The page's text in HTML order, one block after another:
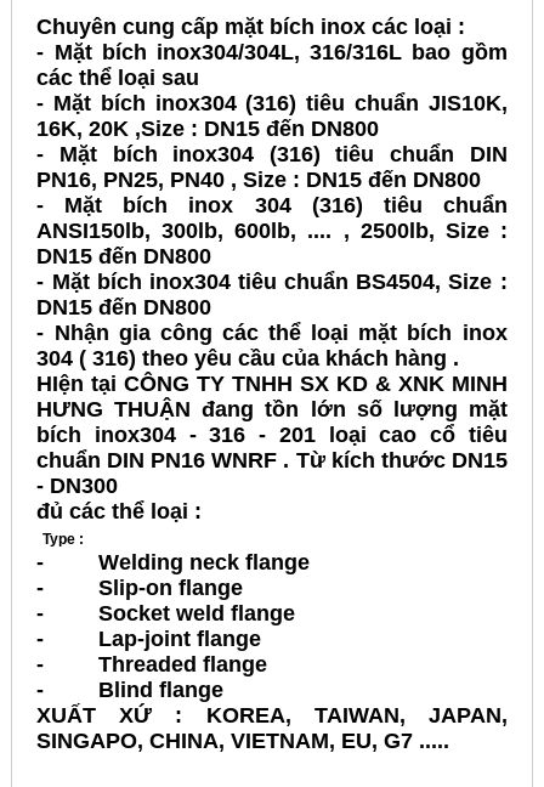
Chuyên cung cấp mặt bích inox các loại :
- Mặt bích inox304/304L, 316/316L bao gồm
các thể loại sau
- Mặt bích inox304 (316) tiêu chuẩn JIS10K,
16K, 20K ,Size : DN15 đến DN800
- Mặt bích inox304 (316) tiêu chuẩn DIN
PN16, PN25, PN40 ,Size : DN15 đến DN800
- Mặt bích inox 304 (316) tiêu chuẩn
ANSI150lb, 300lb, 600lb, .... , 2500lb, Size :
DN15 đến DN800
- Mặt bích inox304 tiêu chuẩn BS4504,Size :
DN15 đến DN800
- Nhận gia công các thể loại mặt bích inox
304 ( 316) theo yêu cầu của khách hàng .
HIện tại CÔNG TY TNHH SX KD & XNK MINH
HƯNG THUẬN đang tồn lớn số lượng mặt
bích inox304 - 316 - 201 loại cao cổ tiêu
chuẩn DIN PN16 WNRF . Từ kích thước DN15
- DN300
đủ các thể loại :
Type :
- Welding neck flange
- Slip-on flange
- Socket weld flange
- Lap-joint flange
- Threaded flange
- Blind flange
XUẤT XỨ : KOREA, TAIWAN, JAPAN,
SINGAPO, CHINA, VIETNAM, EU, G7 .....